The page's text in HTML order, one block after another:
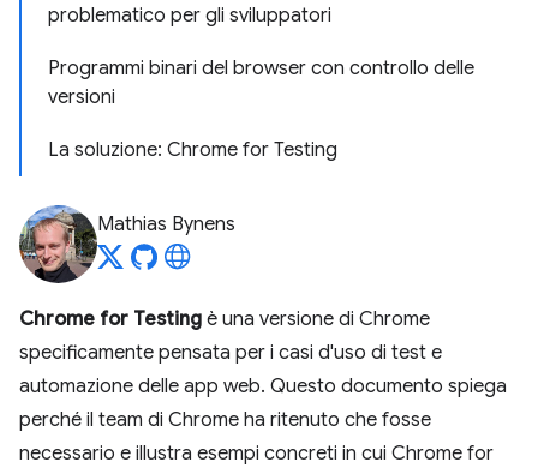
problematico per gli sviluppatori
Programmi binari del browser con controllo delle
versioni
La soluzione: Chrome for Testing
Mathias Bynens
Chrome for Testing è una versione di Chrome
specificamente pensata per i casi d'uso di test e
automazione delle app web. Questo documento spiega
perché il team di Chrome ha ritenuto che fosse
necessario e illustra esempi concreti in cui Chrome for